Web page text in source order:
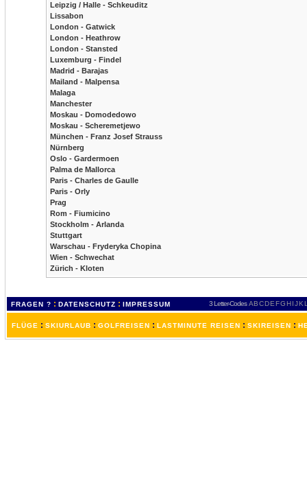
Leipzig / Halle - Schkeuditz
Lissabon
London - Gatwick
London - Heathrow
London - Stansted
Luxemburg - Findel
Madrid - Barajas
Mailand - Malpensa
Malaga
Manchester
Moskau - Domodedowo
Moskau - Scheremetjewo
München - Franz Josef Strauss
Nürnberg
Oslo - Gardermoen
Palma de Mallorca
Paris - Charles de Gaulle
Paris - Orly
Prag
Rom - Fiumicino
Stockholm - Arlanda
Stuttgart
Warschau - Fryderyka Chopina
Wien - Schwechat
Zürich - Kloten
FRAGEN ? : DATENSCHUTZ : IMPRESSUM 3 Letter-Codes ABCDEFGH IJKL
FLÜGE : SKIURLAUB : GOLFREISEN : LASTMINUTE REISEN : SKIREISEN :